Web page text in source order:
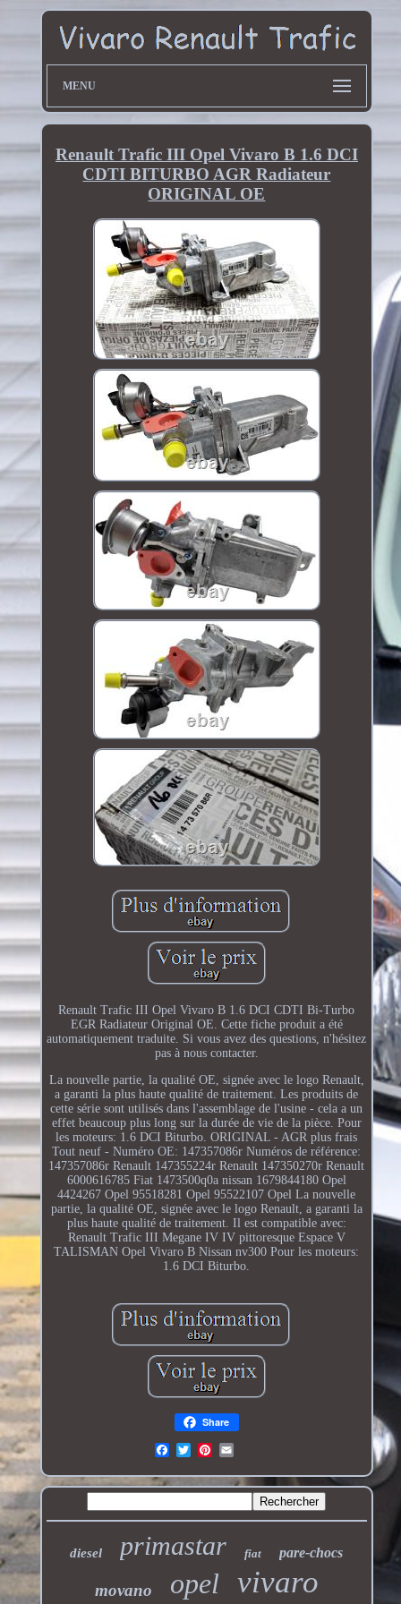
MENU
Renault Trafic III Opel Vivaro B 1.6 DCI
CDTI BITURBO AGR Radiateur
ORIGINAL OE
Renault Trafic III Opel Vivaro B 1.6 DCI CDTI Bi-Turbo
EGR Radiateur Original OE. Cette fiche produit a été
automatiquement traduite. Si vous avez des questions, n'hésitez
pas à nous contacter.
La nouvelle partie, la qualité OE, signée avec le logo Renault,
a garanti la plus haute qualité de traitement. Les produits de
cette série sont utilisés dans l'assemblage de l'usine - cela a un
effet beaucoup plus long sur la durée de vie de la pièce. Pour
les moteurs: 1.6 DCI Biturbo. ORIGINAL - AGR plus frais
Tout neuf - Numéro OE: 147357086r Numéros de référence:
147357086r Renault 147355224r Renault 147350270r Renault
6000616785 Fiat 1473500q0a nissan 1679844180 Opel
4424267 Opel 95518281 Opel 95522107 Opel La nouvelle
partie, la qualité OE, signée avec le logo Renault, a garanti la
plus haute qualité de traitement. Il est compatible avec:
Renault Trafic III Megane IV IV pittoresque Espace V
TALISMAN Opel Vivaro B Nissan nv300 Pour les moteurs:
1.6 DCI Biturbo.
Share
diesel primastar fiat pare-chocs
movano opel vivaro